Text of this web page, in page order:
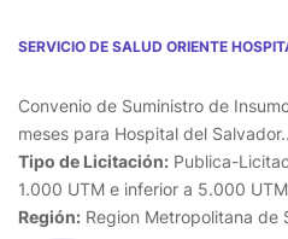
SERVICIO DE SALUD ORIENTE
Convenio de Suministro de
meses para Hospital del
Tipo de Licitación: Publica-
1.000 UTM e inferior a 5.000
Región: Region Metropolitana de